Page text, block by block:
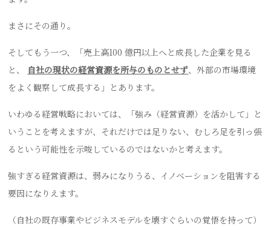
まさにその通り。
そしてもう一つ、「売上高100 億円以上へと成長した企業を見る
と、 自社の現状の経営資源を所与のものとせず、外部の市場環境
をよく観察して成長する」とあります。
いわゆる経営戦略においては、「強み（経営資源）を活かして」と
いうことを考えますが、それだけでは足りない、むしろ足を引っ張
るという可能性を示唆しているのではないかと考えます。
強すぎる経営資源は、弱みになりうる、イノベーションを阻害する
要因になりえます。
（自社の既存事業やビジネスモデルを壊すぐらいの覚悟を持って）